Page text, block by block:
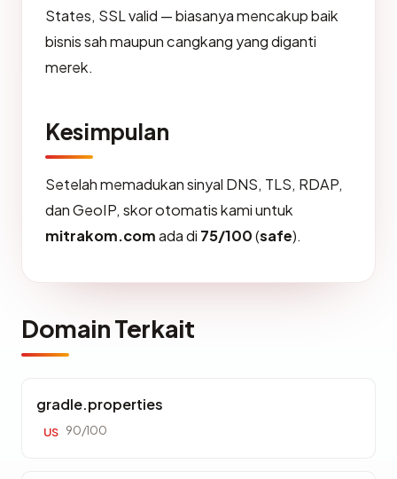
States, SSL valid — biasanya mencakup baik
bisnis sah maupun cangkang yang diganti
merek.
Kesimpulan
Setelah memadukan sinyal DNS, TLS, RDAP,
dan GeoIP, skor otomatis kami untuk
mitrakom.comada di 75/100(safe).
Domain Terkait
gradle.properties
US 90/100